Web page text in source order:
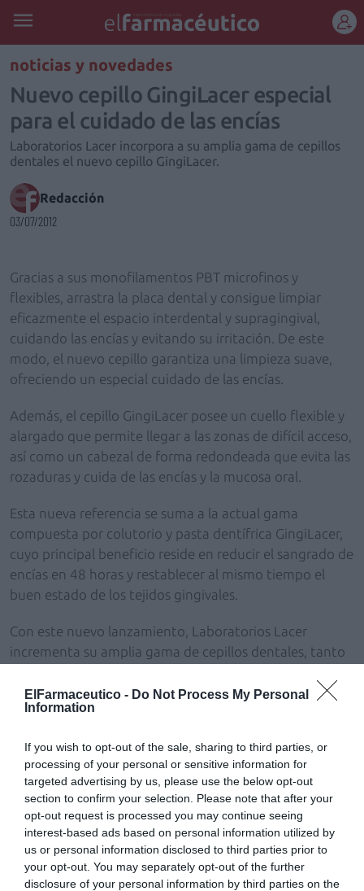
ElFarmaceutico - Do Not Process My Personal
Information
If you wish to opt-out of the sale, sharing to third parties, or
processing of your personal or sensitive information for
targeted advertising by us, please use the below opt-out
section to confirm your selection. Please note that after your
opt-out request is processed you may continue seeing
interest-based ads based on personal information utilized by
us or personal information disclosed to third parties prior to
your opt-out. You may separately opt-out of the further
disclosure of your personal information by third parties on the
REGÍSTRATE
noticias y novedades
Nuevo cepillo GingiLacer especial
para el cuidado de las encías
Laboratorios Lacer incorpora a su amplia gama de cepillos
dentales el nuevo cepillo GingiLacer.
Redacción
03/07/2012
Gracias a sus monofilamentos PBT microfinos y
flexibles, arrastra la placa dental y consigue limpiar
eficazmente el espacio interdental y supragingival,
cuidando las encías y evitando su irritación. De este
modo, el nuevo cepillo garantiza una limpieza suave,
ofreciendo un especial cuidado de las encías.
Además, el cepillo GingiLacer posee un cuello flexible y
alargado que permite llegar a las zonas de difícil acceso,
así como un cabezal de forma redondeada que evita las
rozaduras y cuida de las encías y la mucosa oral.
Esta nueva referencia se suma a la actual gama
compuesta por colutorio y pasta dentífrica GingiLacer,
cuyo principal beneficio reside en reducir el sangrado de
encías en 48 horas y restablecer al mismo tiempo el
buen estado de los tejidos gingivales.
Con este nuevo lanzamiento, Laboratorios Lacer
incrementa su amplia gama de cepillos dentales, tanto
necesidad y para mantener una boca sana.
www.lacer.es
AñadirEl Farmacéutico como fuente preferida
de Google de forma gratuita
Mantente informado con las últimas noticias de actualidad.